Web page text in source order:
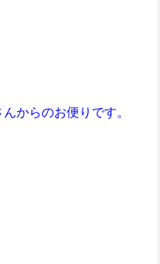
からのお便りです。